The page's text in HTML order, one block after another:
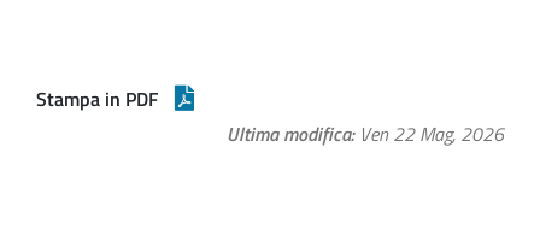
Stampa in PDF
Ultima modifica Ven 22 Mag, 2026